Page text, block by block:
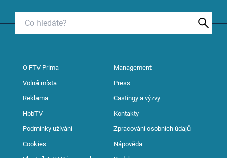
O FTV Prima Management
Volná místa Press
Reklama Castingy a výzvy
HbbTV Kontakty
Podmínky užívání Zpracování osobních údajů
Cookies Nápověda